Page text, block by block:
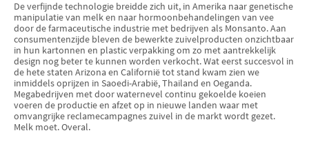
De verfijnde technologie breidde zich uit, in Amerika naar genetische
manipulatie van melk en naar hormoonbehandelingen van vee
door de farmaceutische industrie met bedrijven als Monsanto. Aan
consumentenzijde bleven de bewerkte zuivelproducten onzichtbaar
in hun kartonnen en plastic verpakking om zo met aantrekkelijk
design nog beter te kunnen worden verkocht. Wat eerst succesvol in
de hete staten Arizona en Californië tot stand kwam zien we
inmiddels oprijzen in Saoedi-Arabië, Thailand en Oeganda.
Megabedrijven met door waternevel continu gekoelde koeien
voeren de productie en afzet op in nieuwe landen waar met
omvangrijke reclamecampagnes zuivel in de markt wordt gezet.
Melk moet. Overal.